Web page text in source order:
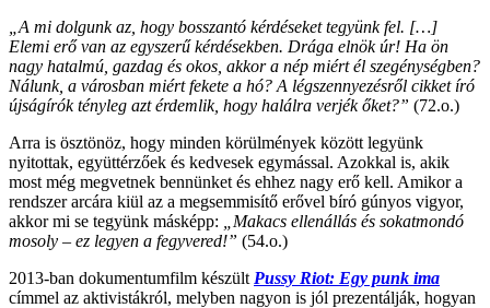
„A mi dolgunk az, hogy bosszantó kérdéseket tegyünk fel. […]
Elemi erő van az egyszerű kérdésekben. Drága elnök úr! Ha ön
nagy hatalmú, gazdag és okos, akkor a nép miért él szegénységben?
Nálunk, a városban miért fekete a hó? A légszennyezésről cikket író
újságírók tényleg azt érdemlik, hogy halálra verjék őket?” (72.o.)
Arra is ösztönöz, hogy minden körülmények között legyünk
nyitottak, együttérzőek és kedvesek egymással. Azokkal is, akik
most még megvetnek bennünket és ehhez nagy erő kell. Amikor a
rendszer arcára kiül az a megsemmisítő erővel bíró gúnyos vigyor,
akkor mi se tegyünk másképp:
„Makacs ellenállás és sokatmondó
mosoly – ez legyen a fegyvered!” (54.o.)
2013-ban dokumentumfilm készült Pussy Riot: Egy punk ima
címmel az aktivistákról, melyben nagyon is jól prezentálják, hogyan